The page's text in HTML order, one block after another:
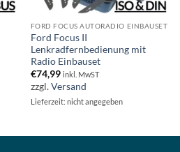
FORD FOCUS AUTORADIO EINBAUSET
Ford Focus II
Lenkradfernbedienung mit
Radio Einbauset
€74,99 inkl. MwST
zzgl.Versand
Lieferzeit: nicht angegeben